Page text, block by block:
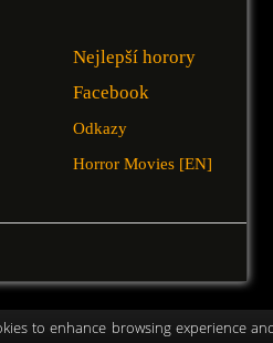
Nejlepší horory
Facebook
Odkazy
Horror Movies [EN]
to enhance browsing experience